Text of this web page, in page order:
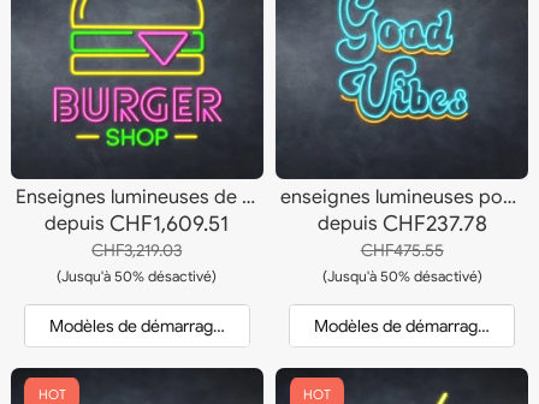
Enseignes lumineuses de restaurants de hamburgers
depuisCHF1,609.51
CHF3,219.03
(Jusqu'à 50% désactivé)
Modèles de démarrage et devis
enseignes lumineuses positives
depuis CHF237.78
CHF475.55
(Jusqu'à 50% désactivé)
Modèles de démarrage et
HOT HOT